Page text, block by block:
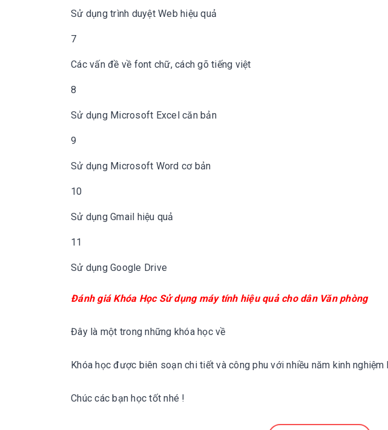
Sử dụng trình duyệt Web hiệu quả
7
Các vấn đề về font chữ, cách gõ tiếng việt
8
Sử dụng Microsoft Excel căn bản
9
Sử dụng Microsoft Word cơ bản
10
Sử dụng Gmail hiệu quả
11
Sử dụng Google Drive
Đánh giáKhóa Học Sử dụng máy tính hiệu quả cho dân Văn phòng
Đây là một trong những khóa học về
Khóa học được biên soạn chi tiết và công phu với nhiều năm kinh
Chúc các bạn học tốt nhé !